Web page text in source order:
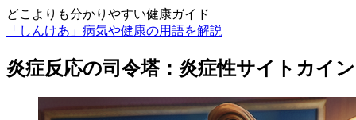
どこよりも分かりやすい健康ガイド
「しんけあ」病気や健康の用語を解説
炎症反応の司令塔：炎症性サイトカイン